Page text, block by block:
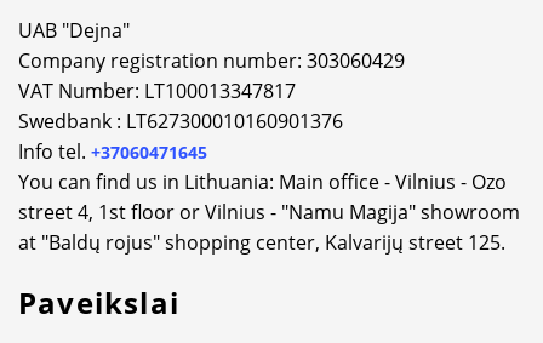
UAB "Dejna"
Company registration number: 303060429
VAT Number: LT100013347817
Swedbank : LT627300010160901376
Info tel. +37060471645
You can find us in Lithuania: Main office - Vilnius - Ozo
street 4, 1st floor or Vilnius - "Namu Magija" showroom
at "Baldų rojus" shopping center, Kalvarijų street 125.
Paveikslai